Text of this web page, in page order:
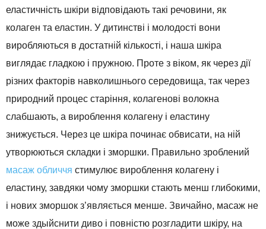
еластичність шкіри відповідають такі речовини, як
колаген та еластин. У дитинстві і молодості вони
виробляються в достатній кількості, і наша шкіра
виглядає гладкою і пружною. Проте з віком, як через дії
різних факторів навколишнього середовища, так через
природний процес старіння, колагенові волокна
слабшають, а вироблення колагену і еластину
знижується. Через це шкіра починає обвисати, на ній
утворюються складки і зморшки. Правильно зроблений
масаж обличчя стимулює вироблення колагену і
еластину, завдяки чому зморшки стають менш глибокими,
і нових зморшок з’являється менше. Звичайно, масаж не
може здыйснити диво і повністю розгладити шкіру, на